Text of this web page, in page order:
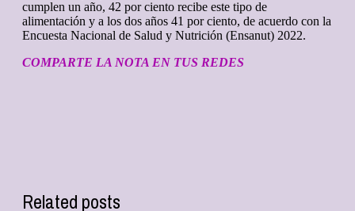
cumplen un año, 42 por ciento recibe este tipo de
alimentación y a los dos años 41 por ciento, de acuerdo con la
Encuesta Nacional de Salud y Nutrición (Ensanut) 2022.
COMPARTE LA NOTA EN TUS REDES
Related posts